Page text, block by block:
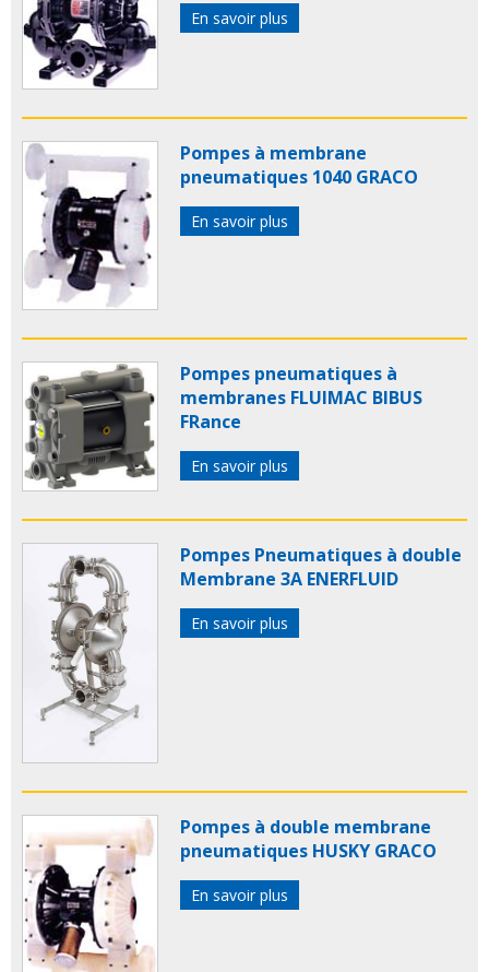
En savoir plus
Pompes à membrane
pneumatiques 1040 GRACO
En savoir plus
Pompes pneumatiques à
membranes FLUIMAC BIBUS
FRance
En savoir plus
Pompes Pneumatiques à double
Membrane 3A ENERFLUID
En savoir plus
Pompes à double membrane
pneumatiques HUSKY GRACO
En savoir plus